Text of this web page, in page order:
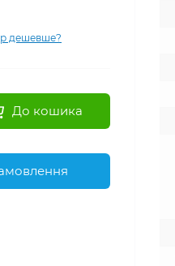
дешевше?
До кошика